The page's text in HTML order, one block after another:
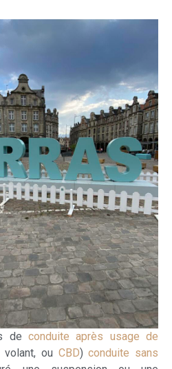
de conduite après usage de
volant, ou CBD)conduite sans